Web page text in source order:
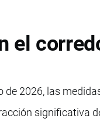
el
de 2026, las
significativa